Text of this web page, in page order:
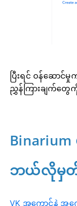
ပြီးရင် ဝန်ဆော
ညွှန်ကြားချက်တွေ
ဘယ်လိုမှ
VK အကောင့်နဲ့ အက